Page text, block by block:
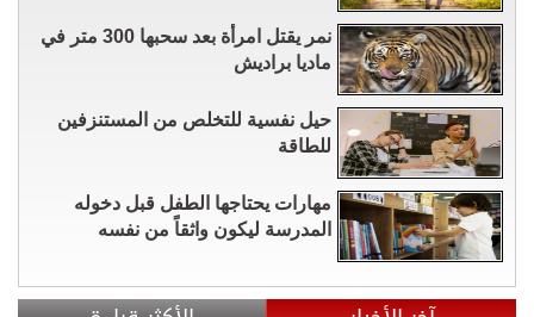
نمر يقتل امرأة بعد سحبها 300 متر في
ماديا براديش
حيل نفسية للتخلص من المستنزفين
للطاقة
مهارات يحتاجها الطفل قبل دخوله
المدرسة ليكون واثقاً من نفسه